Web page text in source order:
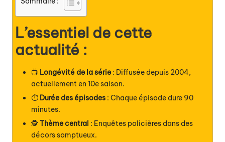
L’essentiel de cette
actualité :
📺 Longévité de la série : Diffusée depuis 2004,
actuellement en 10e saison.
⏱ Durée des épisodes : Chaque épisode dure 90
minutes.
🕵️Thème central : Enquêtes policières dans des
décors somptueux.